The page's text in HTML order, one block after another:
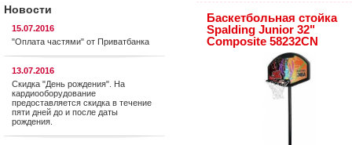
Новости
15.07.2016
"Оплата частями" от Приватбанка
13.07.2016
Скидка "День рождения". На
кардиооборудование
предоставляется cкидка в течение
пяти дней до и после даты
рождения.
Баскетбольная стойка
Spalding Junior 32"
Composite 58232CN